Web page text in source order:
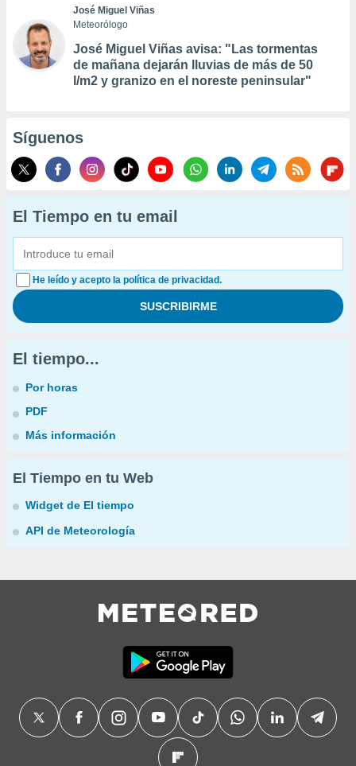
José Miguel Viñas
Meteorólogo
José Miguel Viñas avisa: "Las tormentas
de mañana dejarán lluvias de más de 50
l/m2 y granizo en el noreste peninsular"
Síguenos
El Tiempo en tu email
He leído y acepto la política de privacidad.
El tiempo...
Por horas
PDF
Más información
El Tiempo en tu Web
Widget de El tiempo
API de Meteorología